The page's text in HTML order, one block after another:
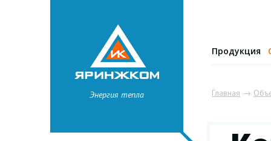
Энергия тепла
Продукция
Главная →